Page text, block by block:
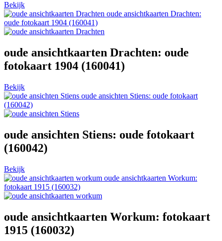
Bekijk
oude ansichtkaarten Drachten:
oude fotokaart 1904 (160041)
oude ansichtkaarten Drachten: oude
fotokaart 1904 (160041)
Bekijk
oude ansichten Stiens: oude fotokaart
(160042)
oude ansichten Stiens: oude fotokaart
(160042)
Bekijk
oude ansichtkaarten Workum:
fotokaart 1915 (160032)
oude ansichtkaarten Workum: fotokaart
1915 (160032)